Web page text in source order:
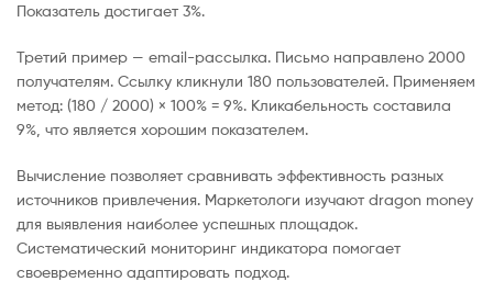
Показатель достигает 3%.
Третий пример — email-рассылка. Письмо направлено 2000
получателям. Ссылку кликнули 180 пользователей. Применяем
метод: (180 / 2000) × 100% = 9%. Кликабельность составила
9%, что является хорошим показателем.
Вычисление позволяет сравнивать эффективность разных
источников привлечения. Маркетологи изучают dragon money
для выявления наиболее успешных площадок.
Систематический мониторинг индикатора помогает
своевременно адаптировать подход.